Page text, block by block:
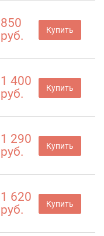
850
руб.
Купить
1 400
руб.
Купить
1 290
руб.
Купить
1 620
руб.
Купить